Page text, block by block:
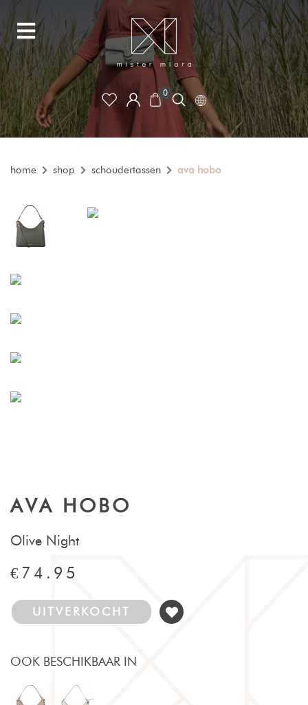
0
home shop schoudertassen ava hobo
AVA HOBO
Olive Night
€74.95
UITVERKOCHT
OOK BESCHIKBAAR IN